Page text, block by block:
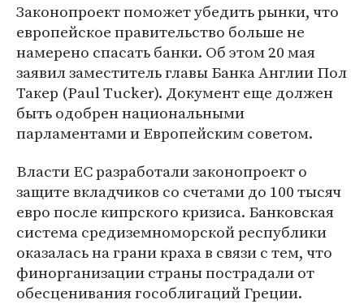
Законопроект поможет убедить рынки, что
европейское правительство больше не
намерено спасать банки. Об этом 20 мая
заявил заместитель главы Банка Англии Пол
Такер (Paul Tucker). Документ еще должен
быть одобрен национальными
парламентами и Европейским советом.
Власти ЕС разработали законопроект о
защите вкладчиков со счетами до 100 тысяч
евро после кипрского кризиса. Банковская
система средиземноморской республики
оказалась на грани краха в связи с тем, что
финорганизации страны пострадали от
обесценивания гособлигаций Греции.